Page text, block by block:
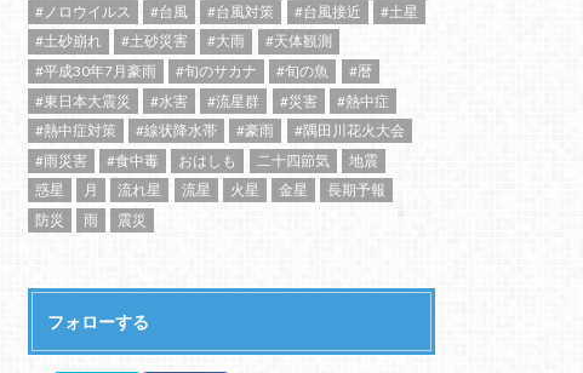
#ノロウイルス
#台風 #台風対策 #台風接近
#土星
#土砂崩れ
#土砂災害 #大雨
#天体観測
#平成30年7月豪雨
#旬のサカナ #旬の魚
#暦
#東日本大震災
#水害 #流星群 #災害
#熱中症
#熱中症対策
#線状降水帯 #豪雨
#隅田川花火大会
#雨災害
#食中毒 おはしも 二十四節気
地震
惑星
月 流れ星 流星 火星 金星
長期予報
防災
雨 震災
フォローする